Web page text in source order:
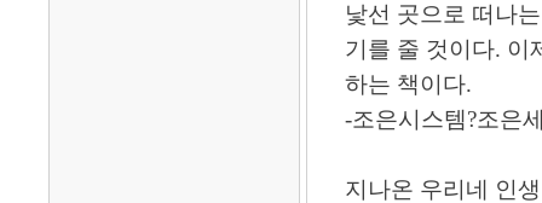
낯선 곳으로 떠나
기를 줄 것이다. 이
하는 책이다.
-조은시스템?조은
지나온 우리네 인